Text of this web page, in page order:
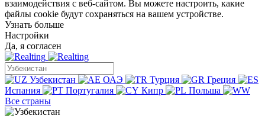
взаимодействия с веб-сайтом. Вы можете настроить, какие
файлы cookie будут сохраняться на вашем устройстве.
Узнать больше
Настройки
Да, я согласен
Узбекистан ОАЭ Турция
Греция
Испания
Португалия Кипр
Польша
Все страны